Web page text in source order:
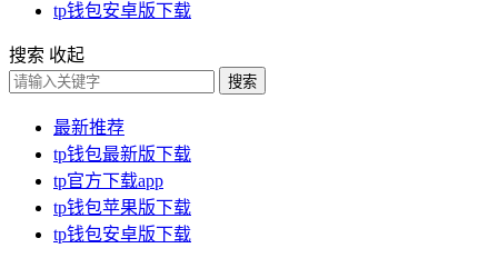
tp钱包安卓版下载
搜索 收起
搜索
最新推荐
tp钱包最新版下载
tp官方下载app
tp钱包苹果版下载
tp钱包安卓版下载